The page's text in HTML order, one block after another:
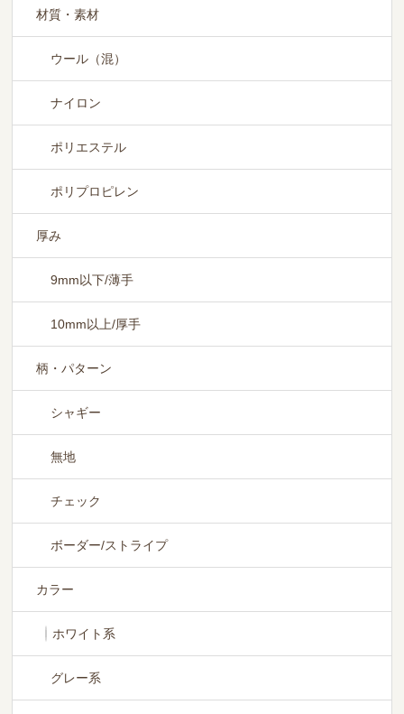
材質・素材
ウール（混）
ナイロン
ポリエステル
ポリプロピレン
厚み
9mm以下/薄手
10mm以上/厚手
柄・パターン
シャギー
無地
チェック
ボーダー/ストライプ
カラー
ホワイト系
グレー系